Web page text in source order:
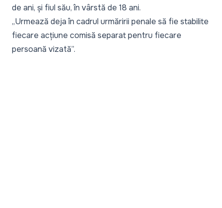
de ani, și fiul său, în vârstă de 18 ani.
„Urmează deja în cadrul urmăririi penale să fie stabilite
fiecare acțiune comisă separat pentru fiecare
persoană vizată”.